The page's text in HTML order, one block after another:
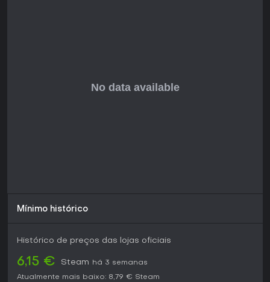
Para gamers competitivos, o tournament mode garante
Mínimo histórico
Histórico de preços das lojas oficiais
6,15 € Steam
há 3 semanas
Atualmente mais baixo: 8,79 € Steam